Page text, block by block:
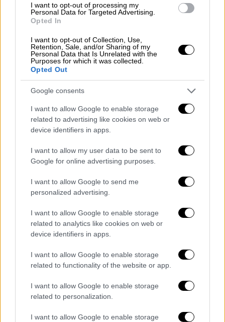
I want to opt-out of processing my
Personal Data for Targeted Advertising.
Opted In
I want to opt-out of Collection, Use,
Retention, Sale, and/or Sharing of my
Personal Data that Is Unrelated with the
Purposes for which it was collected.
Opted Out
Google consents
I want to allow Google to enable storage
related to advertising like cookies on web or
device identifiers in apps.
I want to allow my user data to be sent to
Google for online advertising purposes.
I want to allow Google to send me
personalized advertising.
I want to allow Google to enable storage
related to analytics like cookies on web or
device identifiers in apps.
I want to allow Google to enable storage
related to functionality of the website or app.
I want to allow Google to enable storage
related to personalization.
I want to allow Google to enable storage
επισημαίνουμε ότι το ποσοστό υπαιτιότητας
του ΟΣΕ και της Hellenic Train δεν έχει
αποσαφηνιστεί ώστε να μας επιτρέπει να
έχουμε μια ολοκληρωμένη εικόνα για το
ύψος των επιδικασθέντων ποσών ή άλλων
τρίτων», υπογραμμίζεται.
Ωστόσο εις βάρος του Ομίλου εκκρεμεί
σημαντικός αριθμός και άλλων δικαστικών
υποθέσεων, οι οποίες αφορούν αγωγές για
αποζημιώσεις τρίτων από ατυχήματα,
εργατικά ατυχήματα, εργατικές αξιώσεις,
αγωγές Δήμων και αγωγές που αφορούν
συμβατικές υποχρεώσεις και
απαλλοτριώσεις. Το συνολικό ύψος των
303,4 εκατ. ευρώ, με τη Διοίκηση, κατόπιν
εκτιμήσεων να έχει σχηματίσει πρόβλεψη
Αντίστοιχα υφίστανται και αγωγές από τον
κλπ που ανέρχονται συνολικά στο ποσό των
370 εκατ. ευρώ με την πλειονότητά τους να
προέρχεται από τις προγραμματικές